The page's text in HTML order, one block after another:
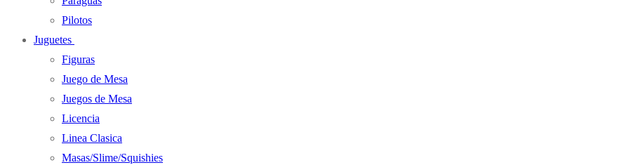
Pilotos
Juguetes
Figuras
Juego de Mesa
Juegos de Mesa
Licencia
Linea Clasica
Masas/Slime/Squishies